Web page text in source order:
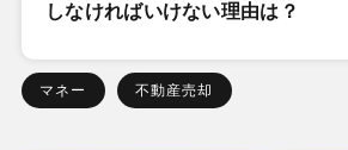
しなければいけない理由は？
マネー 不動産売却